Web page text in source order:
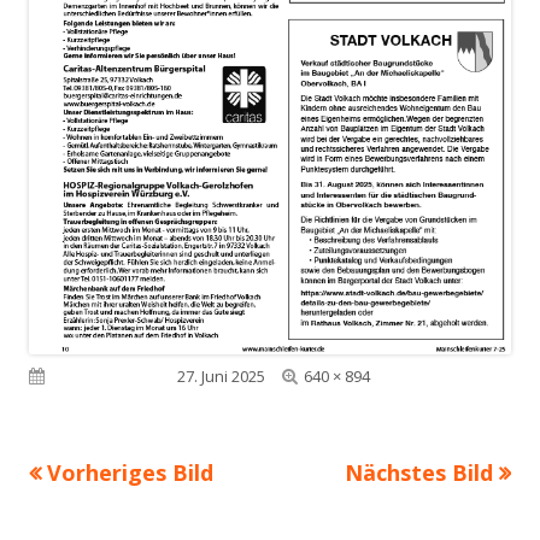
Veröffentlicht am27. Juni 2025
Volle
640 × 894
Vorheriges Bild Nächstes Bild